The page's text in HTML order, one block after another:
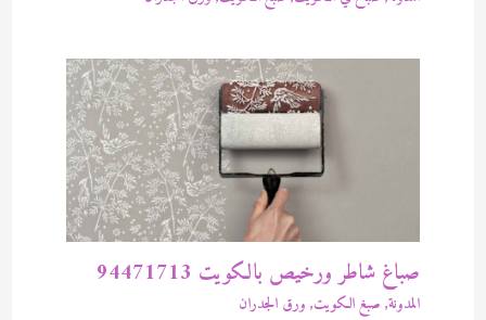
صباغ شاطر ورخيص بالكويت 94471713
المدونة, صبغ الكويت, ورق الجدران